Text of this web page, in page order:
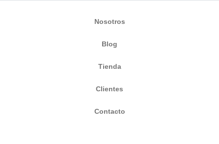
Nosotros
Blog
Tienda
Clientes
Contacto